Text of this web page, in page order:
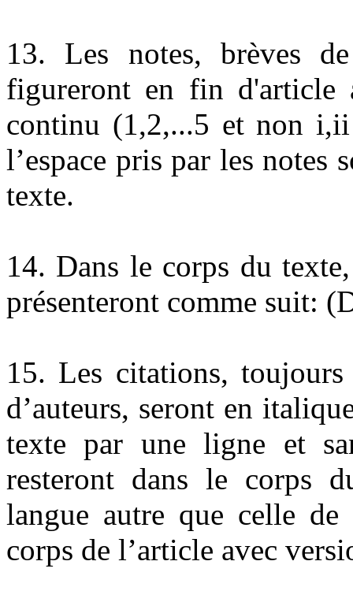
13. Les notes, brèves
figureront en fin d'article
continu (1,2,...5 et non
l’espace pris par les
texte.
14. Dans le corps du
présenteront comme suit:
15. Les citations,
d’auteurs, seront en
texte par une ligne et
resteront dans le corps
langue autre que celle
corps de l’article avec